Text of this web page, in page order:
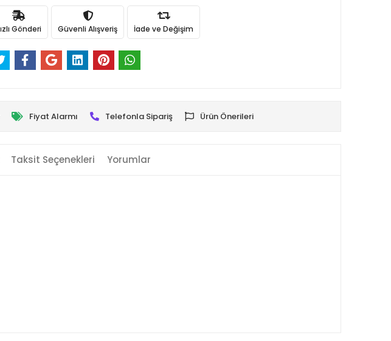
Gönderi Güvenli Alışveriş İade ve Değişim
Fiyat Alarmı Telefonla Sipariş Ürün Önerileri
Taksit Seçenekleri Yorumlar